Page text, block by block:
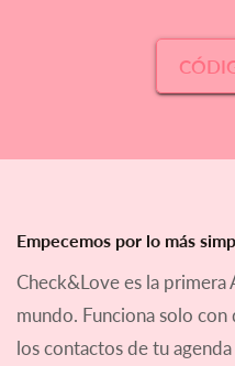
Empecemos por lo más
Check&Love es la
mundo. Funciona solo
los contactos de tu